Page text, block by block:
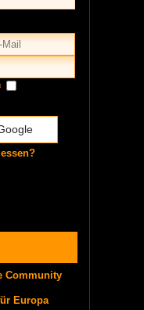
Community
Europa